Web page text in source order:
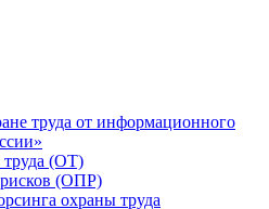
труда от информационного
труда (ОТ)
(ОПР)
охраны труда